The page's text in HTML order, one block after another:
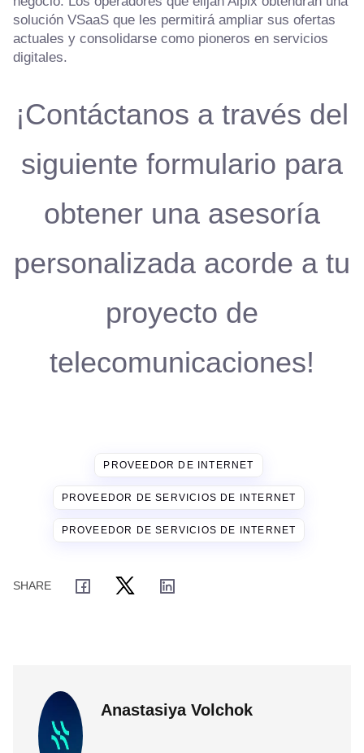
solución VSaaS que les permitirá ampliar sus ofertas
actuales y consolidarse como pioneros en servicios
digitales.
¡Contáctanos a través del
siguiente formulario para
obtener una asesoría
personalizada acorde a tu
proyecto de
telecomunicaciones!
PROVEEDOR DE INTERNET
PROVEEDOR DE SERVICIOS DE INTERNET
PROVEEDOR DE SERVICIOS DE INTERNET
Anastasiya Volchok